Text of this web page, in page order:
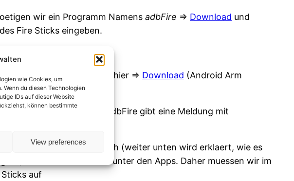
wie Cookies, um
du diesen Technologien
IDs auf dieser Website
können bestimmte
View preferences
wir ein Programm Namens adbFire => Download und
Fire Sticks eingeben.
Kodi bekommen wir von hier => Download (Android Arm
dem Stick installiert (adbFire gibt eine Meldung mit
ist etwas umstaendlich (weiter unten wird erklaert, wie es
geht). Kodi erscheint nicht unter den Apps. Daher muessen wir im
auf